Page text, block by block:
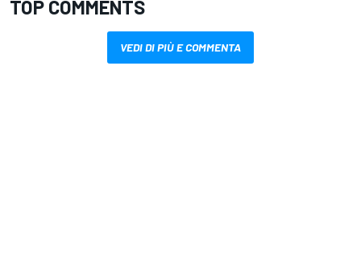
TOP COMMENTS
VEDI DI PIÙ E COMMENTA